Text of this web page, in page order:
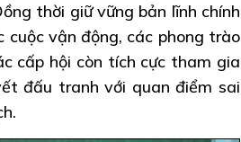
thời giữ vững bản lĩnh chính
cuộc vận động, các phong trào
cấp hội còn tích cực tham gia
đấu tranh với quan điểm sai